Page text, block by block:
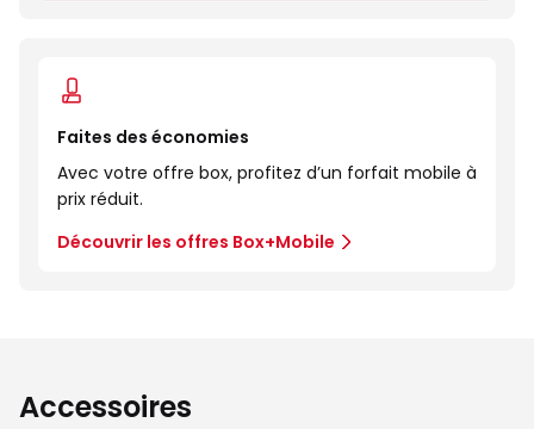
Faites des économies
Avec votre offre box, profitez d’un forfait mobile à
prix réduit.
Découvrir les offres Box+Mobile
Accessoires